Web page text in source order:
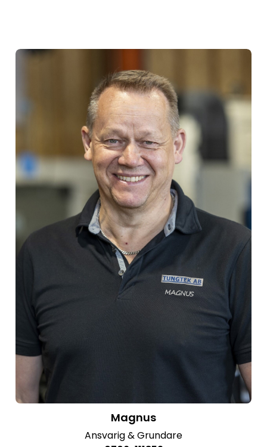
Magnus
Ansvarig & Grundare